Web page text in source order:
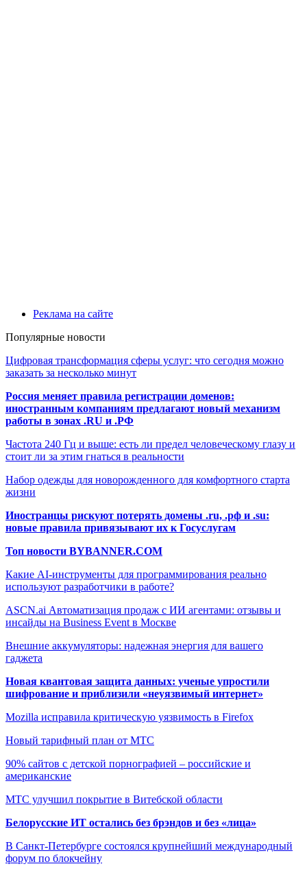
Реклама на сайте
Популярные новости
Цифровая трансформация сферы услуг: что сегодня можно
заказать за несколько минут
Россия меняет правила регистрации доменов:
иностранным компаниям предлагают новый механизм
работы в зонах .RU и .РФ
Частота 240 Гц и выше: есть ли предел человеческому глазу и
стоит ли за этим гнаться в реальности
Набор одежды для новорожденного для комфортного старта
жизни
Иностранцы рискуют потерять домены .ru, .рф и .su:
новые правила привязывают их к Госуслугам
Топ новости BYBANNER.COM
Какие AI-инструменты для программирования реально
используют разработчики в работе?
ASCN.ai Автоматизация продаж с ИИ агентами: отзывы и
инсайды на Business Event в Москве
Внешние аккумуляторы: надежная энергия для вашего
гаджета
Новая квантовая защита данных: ученые упростили
шифрование и приблизили «неуязвимый интернет»
Mozilla исправила критическую уязвимость в Firefox
Новый тарифный план от МТС
90% сайтов с детской порнографией – российские и
американские
МТС улучшил покрытие в Витебской области
Белорусские ИТ остались без брэндов и без «лица»
В Санкт-Петербурге состоялся крупнейший международный
форум по блокчейну